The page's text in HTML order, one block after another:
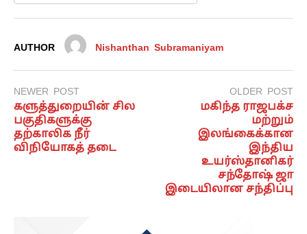
AUTHOR Nishanthan Subramaniyam
NEWER POST
களுத்துறையின் சில
பகுதிகளுக்கு
தற்காலிக நீர்
விநியோகத் தடை
OLDER POST
மகிந்த ராஜபக்ச
மற்றும்
இலங்கைக்கான
இந்திய
உயர்ஸ்தானிகர்
சந்தோஷ் ஜா
இடையிலான சந்திப்பு